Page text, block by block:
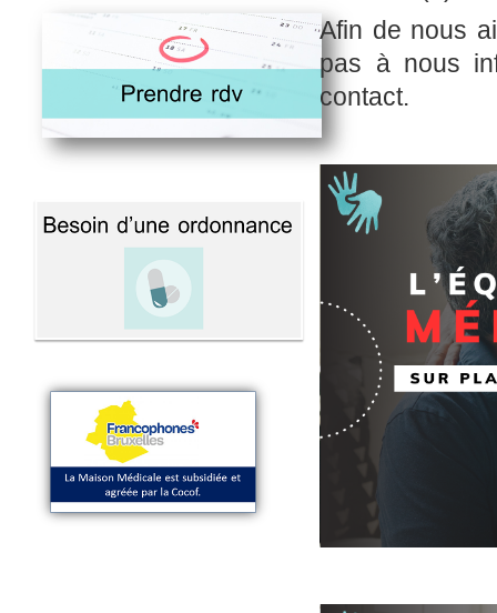
Afin de nous
pas à nous
contact.